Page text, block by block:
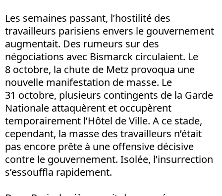
Les semaines passant, l’hostilité des
travailleurs parisiens envers le gouvernement
augmentait. Des rumeurs sur des
négociations avec Bismarck circulaient. Le
8 octobre, la chute de Metz provoqua une
nouvelle manifestation de masse. Le
31 octobre, plusieurs contingents de la Garde
Nationale attaquèrent et occupèrent
temporairement l’Hôtel de Ville. A ce stade,
cependant, la masse des travailleurs n’était
pas encore prête à une offensive décisive
contre le gouvernement. Isolée, l’insurrection
s’essouffla rapidement.